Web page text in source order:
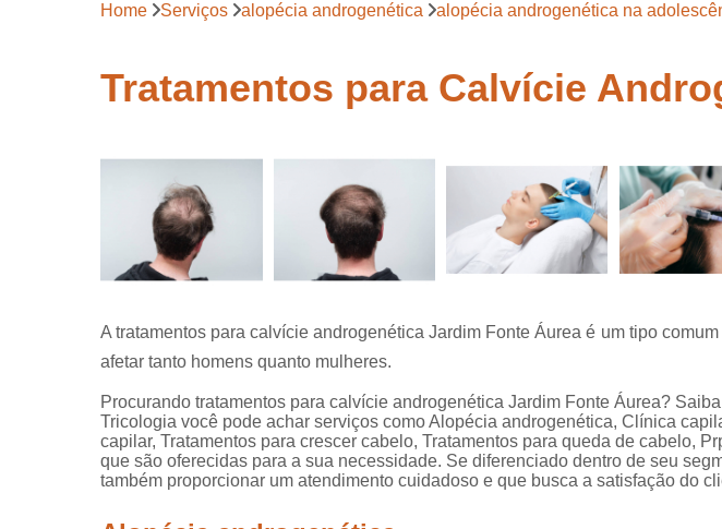
Tratamentos para
Tratamentos para
queda de cabelo
Home Serviços alopécia androgenética alopécia androgenética na
Tratamentos para Calvície
A tratamentos para calvície androgenética Jardim Fonte Áurea é um tipo
afetar tanto homens quanto mulheres.
Procurando tratamentos para calvície androgenética Jardim Fonte Áurea?
Tricologia você pode achar serviços como Alopécia androgenética, Clínica
capilar, Tratamentos para crescer cabelo, Tratamentos para queda de cabelo,
que são oferecidas para a sua necessidade. Se diferenciado dentro de seu
também proporcionar um atendimento cuidadoso e que busca a satisfação do